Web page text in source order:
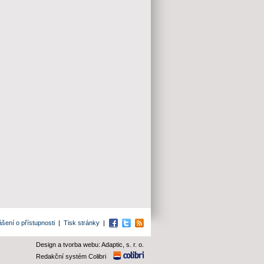
o přístupnosti | Tisk stránky | Facebook
TwitterRSS
Design a tvorba webu: Adaptic, s. r. o.
Redakční systém Colibri